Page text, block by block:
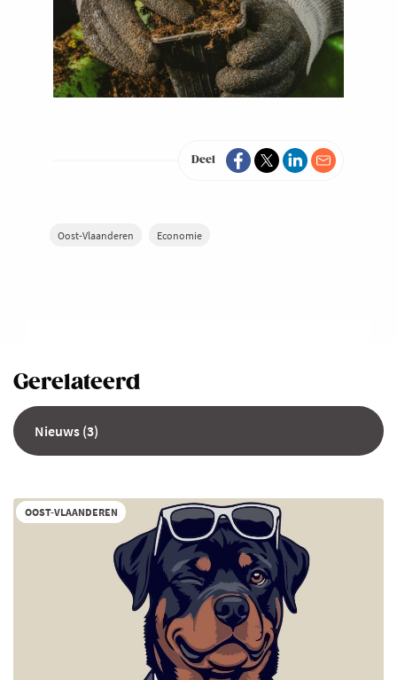
Deel
Oost-Vlaanderen Economie
Gerelateerd
Nieuws (3)
OOST-VLAANDEREN